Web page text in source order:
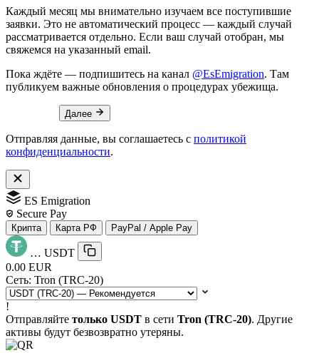
Каждый месяц мы внимательно изучаем все поступившие
заявки. Это не автоматический процесс — каждый случай
рассматривается отдельно. Если ваш случай отобран, мы
свяжемся на указанный email.
Пока ждёте — подпишитесь на канал @EsEmigration. Там
публикуем важные обновления о процедурах убежища.
Далее
Отправляя данные, вы соглашаетесь с политикой
конфиденциальности.
ES Emigration
Secure Pay
Крипта Карта РФ PayPal / Apple Pay
… USDT
0.00 EUR
Сеть: Tron (TRC-20)
!
Отправляйте только USDT в сети Tron (TRC-20). Другие
активы будут безвозвратно утеряны.